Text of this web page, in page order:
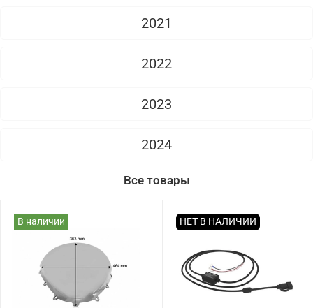
2021
2022
2023
2024
Все товары
В наличии НЕТ В НАЛИЧИИ